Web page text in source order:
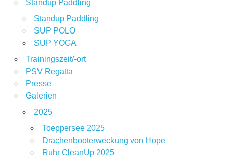
Standup Paddling
Standup Paddling
SUP POLO
SUP YOGA
Trainingszeit/-ort
PSV Regatta
Presse
Galerien
2025
Toeppersee 2025
Drachenbooterweckung von Hope
Ruhr CleanUp 2025